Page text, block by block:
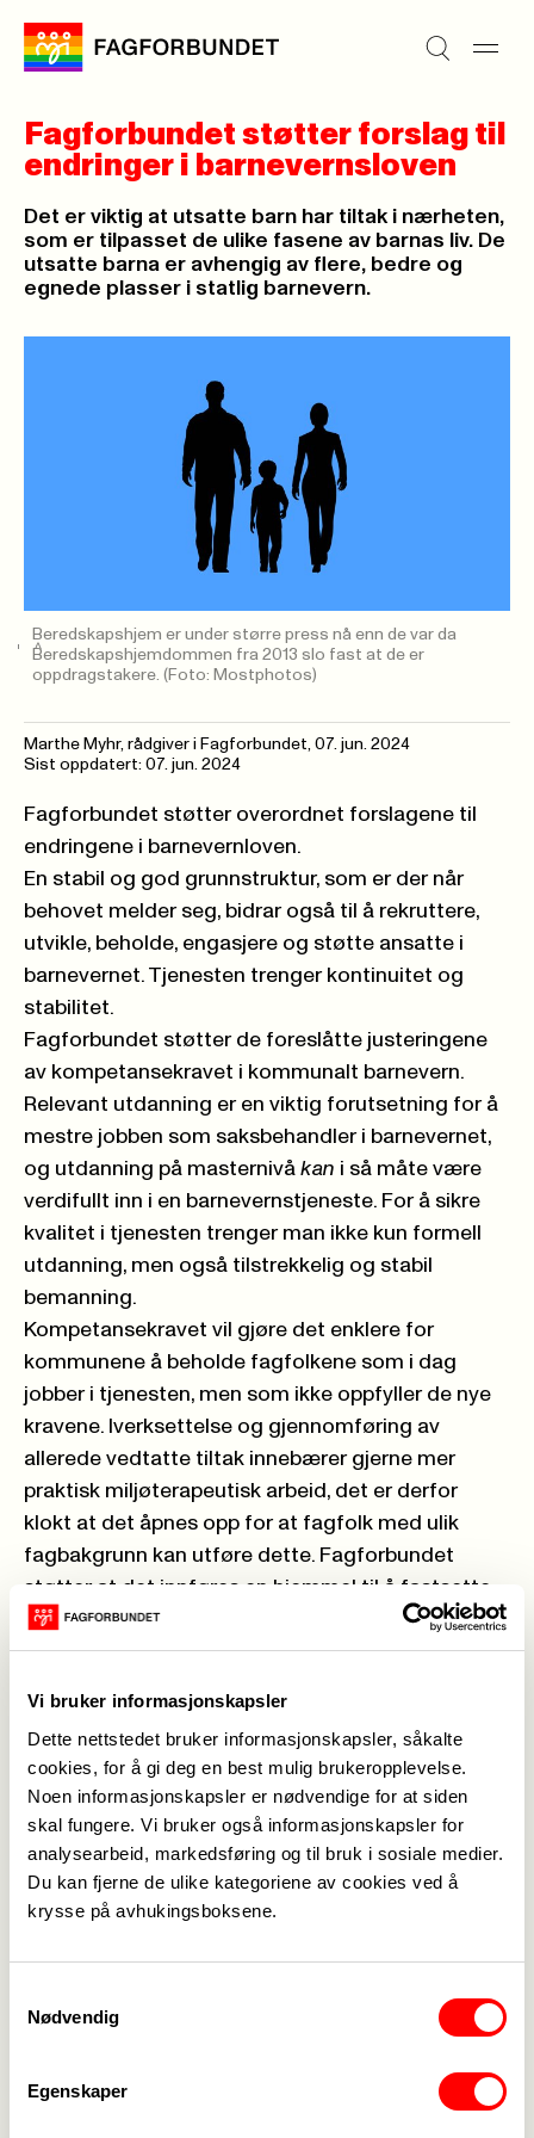
Vi bruker informasjonskapsler
Dette nettstedet bruker informasjonskapsler, såkalte
cookies, for å gi deg en best mulig brukeropplevelse.
Noen informasjonskapsler er nødvendige for at siden
skal fungere. Vi bruker også informasjonskapsler for
analysearbeid, markedsføring og til bruk i sosiale medier.
Du kan fjerne de ulike kategoriene av cookies ved å
krysse på avhukingsboksene.
Nødvendig
Egenskaper
Fagforbundet støtter forslag til
endringer i barnevernsloven
Det er viktig at utsatte barn har tiltak i nærheten,
som er tilpasset de ulike fasene av barnas liv. De
utsatte barna er avhengig av flere, bedre og
egnede plasser i statlig barnevern.
Beredskapshjem er under større press nå enn de var da
Beredskapshjemdommen fra 2013 slo fast at de er
oppdragstakere. (Foto: Mostphotos)
Marthe Myhr, rådgiver i Fagforbundet 07. jun. 2024
Sist oppdatert: 07. jun. 2024
Fagforbundet støtter overordnet forslagene til
endringene i barnevernloven.
En stabil og god grunnstruktur, som er der når
behovet melder seg, bidrar også til å rekruttere,
utvikle, beholde, engasjere og støtte ansatte i
barnevernet. Tjenesten trenger kontinuitet og
stabilitet.
Fagforbundet støtter de foreslåtte justeringene
av kompetansekravet i kommunalt barnevern.
Relevant utdanning er en viktig forutsetning for å
mestre jobben som saksbehandler i barnevernet,
og utdanning på masternivå kan i så måte være
verdifullt inn i en barnevernstjeneste. For å sikre
kvalitet i tjenesten trenger man ikke kun formell
utdanning, men også tilstrekkelig og stabil
bemanning.
Kompetansekravet vil gjøre det enklere for
kommunene å beholde fagfolkene som i dag
jobber i tjenesten, men som ikke oppfyller de nye
kravene. Iverksettelse og gjennomføring av
allerede vedtatte tiltak innebærer gjerne mer
praktisk miljøterapeutisk arbeid, det er derfor
klokt at det åpnes opp for at fagfolk med ulik
fagbakgrunn kan utføre dette. Fagforbundet
støtter at det innføres en hjemmel til å fastsette
forskrift om veiledning av nyansatte i det
kommunale barnevernet.
kompetansekravet i barnevernsinstitusjoner. Det
er en knapphet på den kompetansen
institusjonene nå søker, og de konkurrerer med
både kommuner og helsevesenet om de samme
arbeidstakerne. Ansatte som forlater feltet, tar
med verdifullkompetanse og erfaring. Forslag om
tre års arbeidserfaring fra institusjon og liknende
at det åpnes opp for at institusjonene kan ansatte
opplæringsløp og/eller annen relevant utdanning.